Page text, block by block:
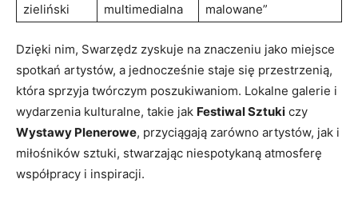
zieliński
multimedialna
malowane”
Dzięki nim, Swarzędz zyskuje na znaczeniu jako miejsce
spotkań artystów, a jednocześnie staje się przestrzenią,
która sprzyja twórczym poszukiwaniom. Lokalne galerie i
wydarzenia kulturalne, takie jak Festiwal Sztuki czy
Wystawy Plenerowe, przyciągają zarówno artystów, jak i
miłośników sztuki, stwarzając niespotykaną atmosferę
współpracy i inspiracji.